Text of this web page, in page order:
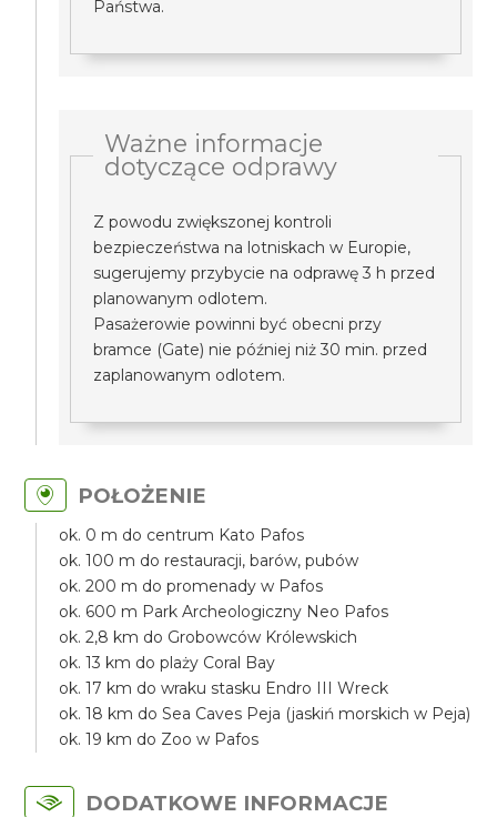
Państwa.
Ważne informacje
dotyczące odprawy
Z powodu zwiększonej kontroli
bezpieczeństwa na lotniskach w Europie,
sugerujemy przybycie na odprawę 3 h przed
planowanym odlotem.
Pasażerowie powinni być obecni przy
bramce (Gate) nie później niż 30 min. przed
zaplanowanym odlotem.
POŁOŻENIE
ok. 0 m do centrum Kato Pafos
ok. 100 m do restauracji, barów, pubów
ok. 200 m do promenady w Pafos
ok. 600 m Park Archeologiczny Neo Pafos
ok. 2,8 km do Grobowców Królewskich
ok. 13 km do plaży Coral Bay
ok. 17 km do wraku stasku Endro III Wreck
ok. 18 km do Sea Caves Peja (jaskiń morskich w Peja)
ok. 19 km do Zoo w Pafos
DODATKOWE INFORMACJE